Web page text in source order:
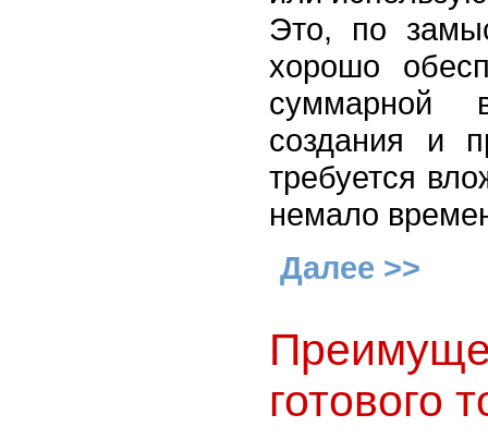
Это, по
хорошо
суммарной
создания и
требуется
немало
Далее >>
готового